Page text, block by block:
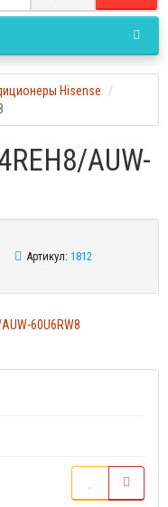
Hisense
AUW-
Артикул: 1812